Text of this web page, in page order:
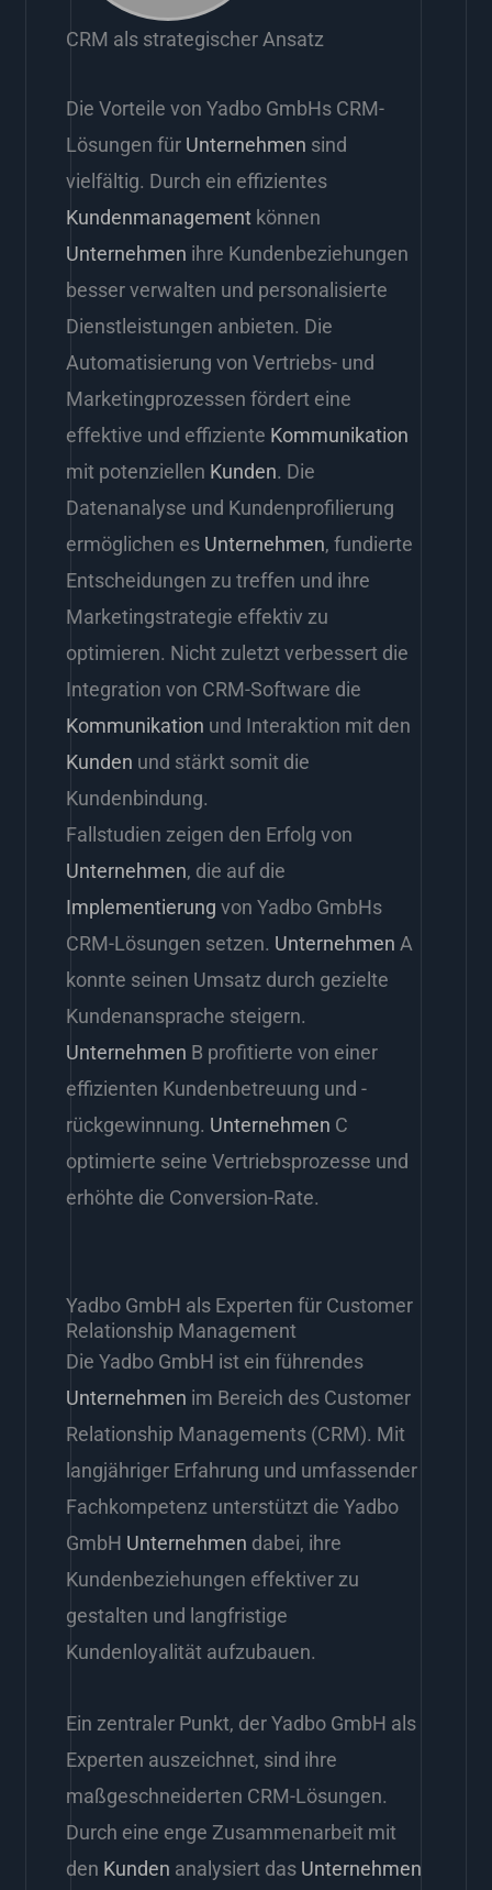
CRM als strategischer Ansatz
Die Vorteile von Yadbo GmbHs CRM-
Lösungen für Unternehmen sind
vielfältig. Durch ein effizientes
Kundenmanagement können
Unternehmen ihre Kundenbeziehungen
besser verwalten und personalisierte
Dienstleistungen anbieten. Die
Automatisierung von Vertriebs- und
Marketingprozessen fördert eine
effektive und effiziente Kommunikation
mit potenziellen Kunden. Die
Datenanalyse und Kundenprofilierung
ermöglichen es Unternehmen, fundierte
Entscheidungen zu treffen und ihre
Marketingstrategie effektiv zu
optimieren. Nicht zuletzt verbessert die
Integration von CRM-Software die
Kommunikation und Interaktion mit den
Kunden und stärkt somit die
Kundenbindung.
Fallstudien zeigen den Erfolg von
Unternehmen, die auf die
Implementierung von Yadbo GmbHs
CRM-Lösungen setzen. Unternehmen A
konnte seinen Umsatz durch gezielte
Kundenansprache steigern.
Unternehmen B profitierte von einer
effizienten Kundenbetreuung und -
rückgewinnung. Unternehmen C
optimierte seine Vertriebsprozesse und
erhöhte die Conversion-Rate.
Yadbo GmbH als Experten für Customer
Relationship Management
Die Yadbo GmbH ist ein führendes
Unternehmen im Bereich des Customer
Relationship Managements (CRM). Mit
langjähriger Erfahrung und umfassender
Fachkompetenz unterstützt die Yadbo
GmbH Unternehmen dabei, ihre
Kundenbeziehungen effektiver zu
gestalten und langfristige
Kundenloyalität aufzubauen.
Ein zentraler Punkt, der Yadbo GmbH als
Experten auszeichnet, sind ihre
maßgeschneiderten CRM-Lösungen.
Durch eine enge Zusammenarbeit mit
den Kunden analysiert das Unternehmen